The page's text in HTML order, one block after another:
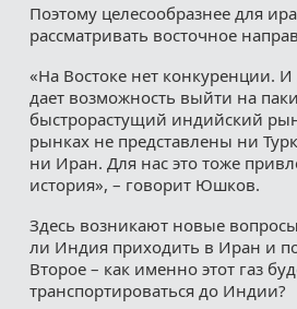
Поэтому целесообразнее для
рассматривать восточное
«На Востоке нет конкуренции.
дает возможность выйти на
быстрорастущий индийский
рынках не представлены ни
ни Иран. Для нас это тоже
история», – говорит Юшков.
Здесь возникают новые
ли Индия приходить в Иран и
Второе – как именно этот газ
транспортироваться до Индии?